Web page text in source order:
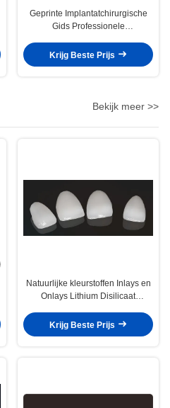
Geprinte Implantatchirurgische
Gids Professionele
gids
Krijg Beste Prijs
Bekijk meer >>
Natuurlijke kleurstoffen Inlays en
Onlays Lithium Disilicaat
Krijg Beste Prijs